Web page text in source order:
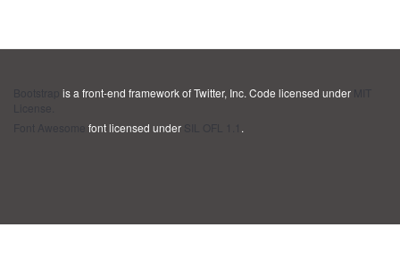
is a front-end framework of Twitter, Inc. Code licensed under
font licensed under .